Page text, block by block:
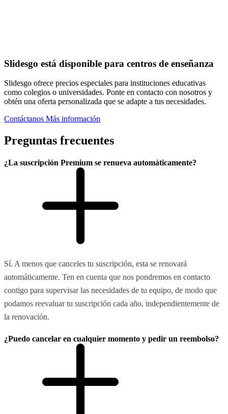
Slidesgo está disponible para centros de enseñanza
Slidesgo ofrece precios especiales para instituciones educativas
como colegios o universidades. Ponte en contacto con nosotros y
obtén una oferta personalizada que se adapte a tus necesidades.
Contáctanos Más información
Preguntas frecuentes
¿La suscripción Premium se renueva automáticamente?
Sí. A menos que canceles tu suscripción, esta se renovará
automáticamente. Ten en cuenta que nos pondremos en contacto
contigo para supervisar las necesidades de tu equipo, de modo que
podamos reevaluar tu suscripción cada año, independientemente de
la renovación.
¿Puedo cancelar en cualquier momento y pedir un reembolso?